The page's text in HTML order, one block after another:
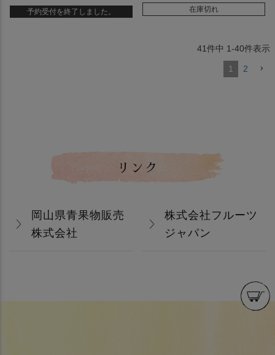
予約受付を終了しました。
在庫切れ
41件中 1-40件表示
1 2
リンク
岡山県青果物販売
株式会社
株式会社フルーツ
ジャパン